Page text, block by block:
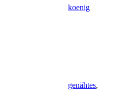
koenig
genähtes,